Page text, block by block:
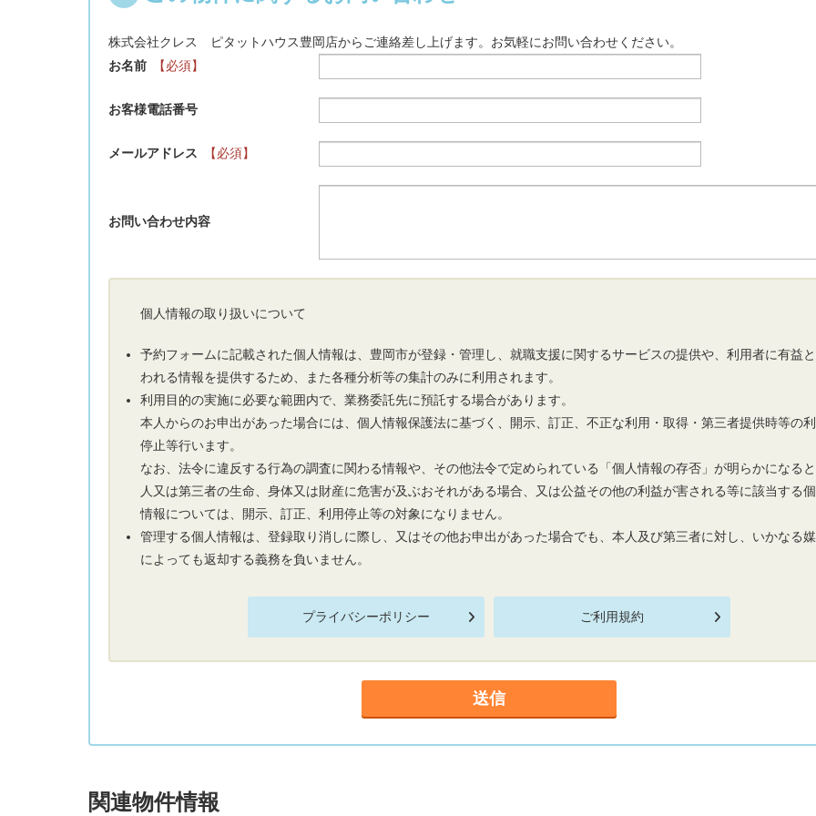
株式会社クレス ピタットハウス豊岡店からご連絡差し上げます。お気軽にお問い合わせください。
お名前
【必須】
お客様電話番号
メールアドレス 【必須】
お問い合わせ内容
個人情報の取り扱いについて
予約フォームに記載された個人情報は、豊岡市が登録・管理し、就職支援に関するサービスの提供や、利用者に有益
われる情報を提供するため、また各種分析等の集計のみに利用されます。
利用目的の実施に必要な範囲内で、業務委託先に預託する場合があります。
本人からのお申出があった場合には、個人情報保護法に基づく、開示、訂正、不正な利用・取得・第三者提供時等の
停止等行います。
なお、法令に違反する行為の調査に関わる情報や、その他法令で定められている「個人情報の存否」が明らかになる
人又は第三者の生命、身体又は財産に危害が及ぶおそれがある場合、又は公益その他の利益が害される等に該当する
情報については、開示、訂正、利用停止等の対象になりません。
管理する個人情報は、登録取り消しに際し、又はその他お申出があった場合でも、本人及び第三者に対し、いかなる
によっても返却する義務を負いません。
プライバシーポリシー ご利用規約
関連物件情報